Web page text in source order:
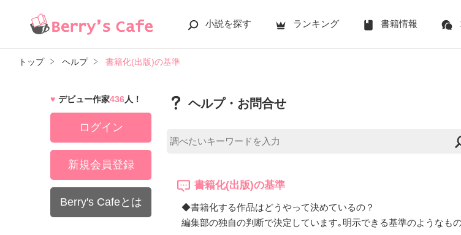
小説を探す ランキング 書籍情報
トップ ヘルプ 書籍化(出版)の基準
ヘルプ・お問合せ
書籍化(出版)の基準
◆書籍化する作品はどうやって決めているの？
編集部の独自の判断で決定しています｡明示できる基準のようなも
デビュー作家436人！
ログイン
新規会員登録
Berry's Cafeとは